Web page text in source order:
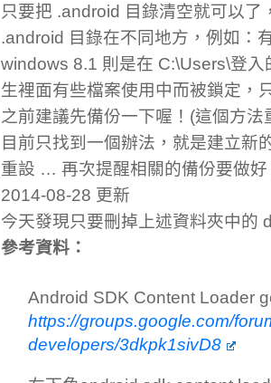
只要把 .android 目錄清空就可以
.android 目錄在不同地方，例如：
windows 8.1 則是在 C:\Users\登
生裡面有些檔案使用中而被鎖定，
之前建議先備份一下喔！(這個方
目前只找到一個辦法，就是建立新
重設 … 再次提醒相關的備份要做好
2014-08-28 更新
今天發現只要刪掉上述資料夾中的
參考資料：
Android SDK Content Loader
https://groups.google.com/
developers/3dkpk1sivD8